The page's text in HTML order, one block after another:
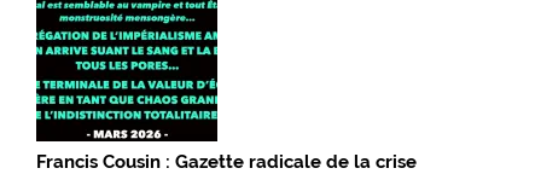
Francis Cousin : Gazette radicale de la crise